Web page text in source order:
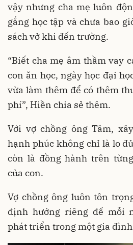
vậy nhưng cha mẹ luôn
gắng học tập và chưa bao
sách vở khi đến trường.
“Biết cha mẹ âm thầm vay
con ăn học, ngày học đại
vừa làm thêm để có thêm
phí”, Hiền chia sẻ thêm.
Với vợ chồng ông Tâm,
hạnh phúc không chỉ là lo
còn là đồng hành trên
của con.
Vợ chồng ông luôn tôn
định hướng riêng để mỗi
phát triển trong một gia